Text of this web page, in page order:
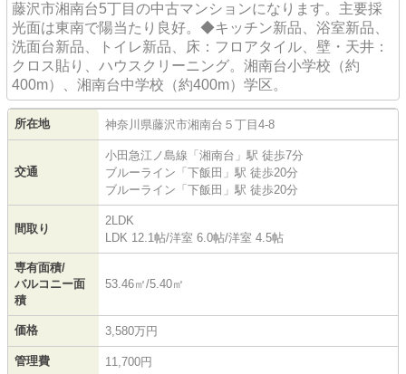
藤沢市湘南台5丁目の中古マンションになります。主要採
光面は東南で陽当たり良好。◆キッチン新品、浴室新品、
洗面台新品、トイレ新品、床：フロアタイル、壁・天井：
クロス貼り、ハウスクリーニング。湘南台小学校（約
400m）、湘南台中学校（約400m）学区。
所在地 神奈川県藤沢市湘南台 ５丁目4-8
交通
小田急江ノ島線 「 湘南台 」駅 徒歩7分
ブルーライン 「 下飯田 」駅 徒歩20分
ブルーライン 「 下飯田 」駅 徒歩20分
間取り
2LDK
LDK 12.1帖/洋室 6.0帖/洋室 4.5帖
専有面積/
バルコニー面
積
53.46㎡/5.40㎡
価格 3,580万円
管理費 11,700円